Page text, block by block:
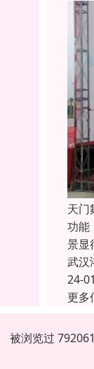
天门
功能
景显
武汉
24-
更多
被浏览过